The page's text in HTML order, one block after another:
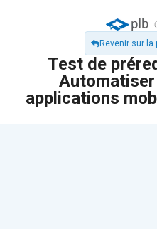
Revenir sur la
Test de
applications